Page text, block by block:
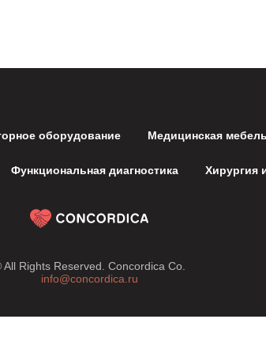
оборудование Медицинская мебель
Функциональная диагностика Хирургия
All Rights Reserved. Concordica Co.
info@concordica.ru